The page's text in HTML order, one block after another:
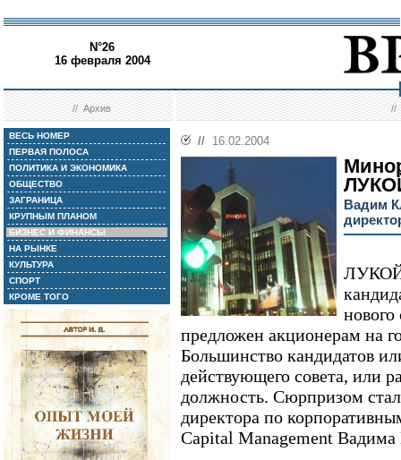
N°26
16 февраля 2004
//Архив //
ВЕСЬ НОМЕР
ПЕРВАЯ ПОЛОСА
ПОЛИТИКА И ЭКОНОМИКА
ОБЩЕСТВО
ЗАГРАНИЦА
КРУПНЫМ ПЛАНОМ
БИЗНЕС И ФИНАНСЫ
НА РЫНКЕ
КУЛЬТУРА
СПОРТ
КРОМЕ ТОГО
// 16.02.2004
Вадим
нового
предложен акционерам на
Большинство кандидатов
действующего совета, или
должность. Сюрпризом
директора по
Capital Management Вадима